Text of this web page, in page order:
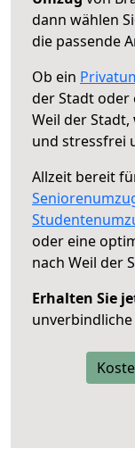
dann wählen
die passende
Ob ein
der Stadt oder
Weil der Stadt,
und stressfrei
Allzeit bereit
oder eine
nach Weil der
Erhalten Sie